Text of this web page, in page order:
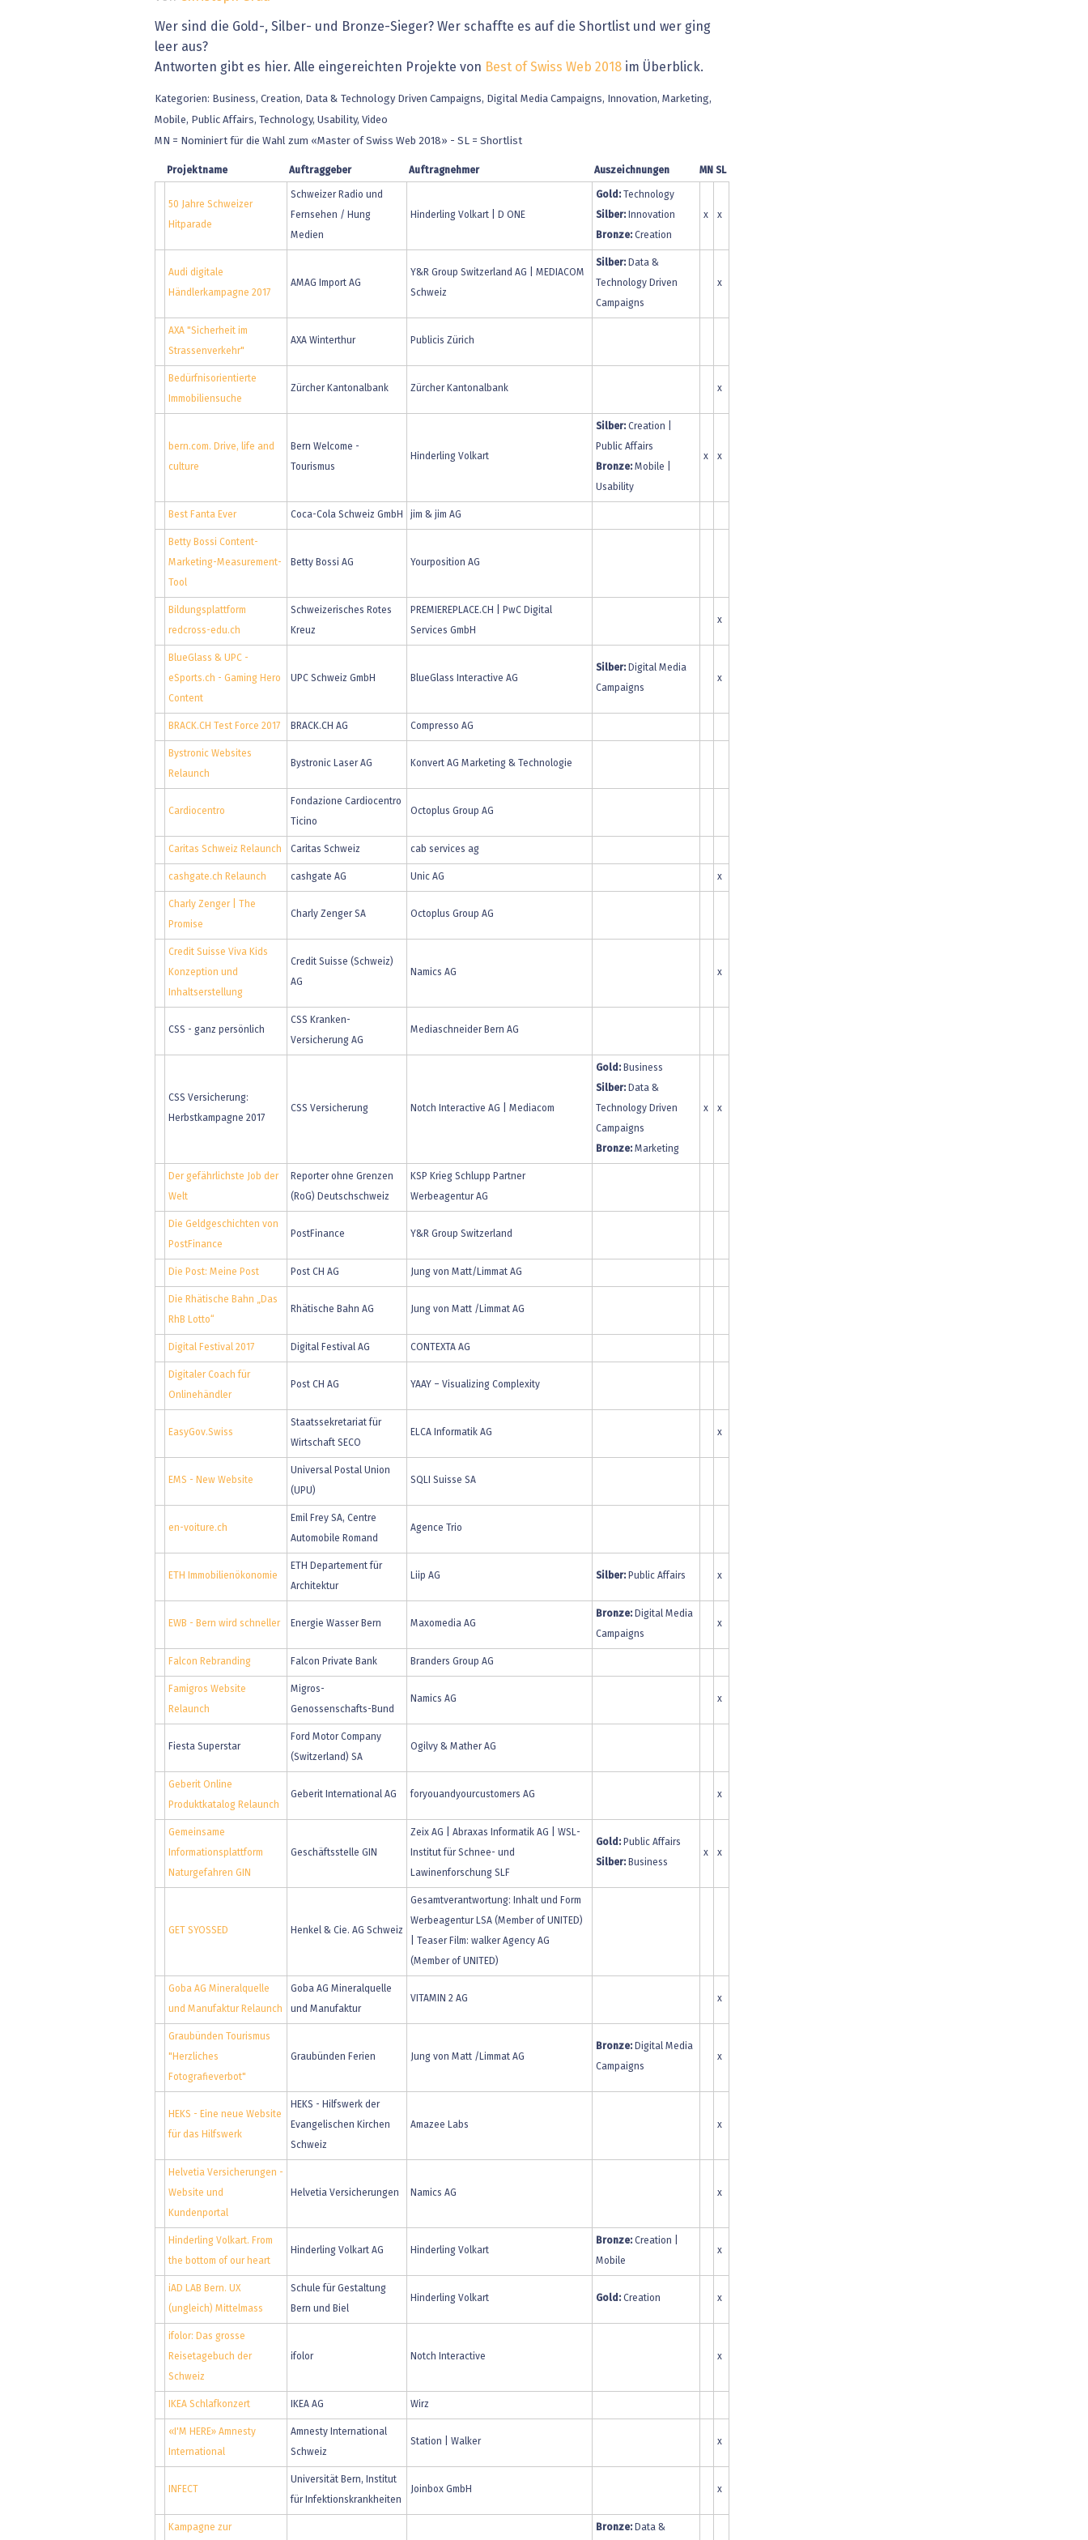
» alle News Gesundheit wird digital
Blockchain
EU-DSGVO
XaaS, Managed Services & Co.
Digital Banking
» alle Dossiers
IT for Health
Artificial Intelligence
Finance 2030
Fintech & Insurtech
Professional AV & Digital Signage
» alle Specials
Wer sind die Gold-, Silber- und Bronze-Sieger? Wer schaffte es auf die Shortlist und wer ging
leer aus?
Antworten gibt es hier. Alle eingereichten Projekte von Best of Swiss Web 2018 im Überblick.
Kategorien: Business, Creation, Data & Technology Driven Campaigns, Digital Media Campaigns, Innovation, Marketing,
Mobile, Public Affairs, Technology, Usability, Video
MN = Nominiert für die Wahl zum «Master of Swiss Web 2018» - SL = Shortlist
Projektname Auftraggeber Auftragnehmer Auszeichnungen MN SL
50 Jahre Schweizer
Hitparade
Schweizer Radio und
Fernsehen / Hung
Medien
Hinderling Volkart | D ONE
Gold: Technology
Silber: Innovation
Bronze: Creation
x x
Audi digitale
Händlerkampagne 2017
AMAG Import AG
Y&R Group Switzerland AG | MEDIACOM
Schweiz
Silber: Data &
Technology Driven
Campaigns
x
AXA "Sicherheit im
Strassenverkehr"
AXA Winterthur Publicis Zürich
Bedürfnisorientierte
Immobiliensuche
Zürcher Kantonalbank Zürcher Kantonalbank x
bern.com. Drive, life and
culture
Bern Welcome -
Tourismus
Hinderling Volkart
Silber: Creation |
Public Affairs
Bronze: Mobile |
Usability
x x
Best Fanta Ever Coca-Cola Schweiz GmbH jim & jim AG
Betty Bossi Content-
Marketing-Measurement-
Tool
Betty Bossi AG Yourposition AG
Bildungsplattform
redcross-edu.ch
Schweizerisches Rotes
Kreuz
PREMIEREPLACE.CH | PwC Digital
Services GmbH
x
BlueGlass & UPC -
eSports.ch - Gaming Hero
Content
UPC Schweiz GmbH BlueGlass Interactive AG
Silber: Digital Media
Campaigns
x
BRACK.CH Test Force 2017 BRACK.CH AG Compresso AG
Bystronic Websites
Relaunch
Bystronic Laser AG Konvert AG Marketing & Technologie
Cardiocentro
Fondazione Cardiocentro
Ticino
Octoplus Group AG
Caritas Schweiz Relaunch Caritas Schweiz cab services ag
cashgate.ch Relaunch cashgate AG Unic AG x
Charly Zenger | The
Promise
Charly Zenger SA Octoplus Group AG
Credit Suisse Viva Kids
Konzeption und
Inhaltserstellung
Credit Suisse (Schweiz)
AG
Namics AG x
CSS - ganz persönlich
CSS Kranken-
Versicherung AG
Mediaschneider Bern AG
CSS Versicherung:
Herbstkampagne 2017
CSS Versicherung Notch Interactive AG | Mediacom
Gold: Business
Silber: Data &
Technology Driven
Campaigns
Bronze: Marketing
x x
Der gefährlichste Job der
Welt
Reporter ohne Grenzen
(RoG) Deutschschweiz
KSP Krieg Schlupp Partner
Werbeagentur AG
Die Geldgeschichten von
PostFinance
PostFinance Y&R Group Switzerland
Die Post: Meine Post Post CH AG Jung von Matt/Limmat AG
Die Rhätische Bahn „Das
RhB Lotto“
Rhätische Bahn AG Jung von Matt /Limmat AG
Digital Festival 2017 Digital Festival AG CONTEXTA AG
Digitaler Coach für
Onlinehändler
Post CH AG YAAY – Visualizing Complexity
EasyGov.Swiss
Staatssekretariat für
Wirtschaft SECO
ELCA Informatik AG x
EMS - New Website
Universal Postal Union
(UPU)
SQLI Suisse SA
en-voiture.ch
Emil Frey SA, Centre
Automobile Romand
Agence Trio
ETH Immobilienökonomie
ETH Departement für
Architektur
Liip AG Silber: Public Affairs x
EWB - Bern wird schneller Energie Wasser Bern Maxomedia AG
Bronze: Digital Media
Campaigns
x
Falcon Rebranding Falcon Private Bank Branders Group AG
Famigros Website
Relaunch
Migros-
Genossenschafts-Bund
Namics AG x
Fiesta Superstar
Ford Motor Company
(Switzerland) SA
Ogilvy & Mather AG
Geberit Online
Produktkatalog Relaunch
Geberit International AG foryouandyourcustomers AG x
Gemeinsame
Informationsplattform
Naturgefahren GIN
Geschäftsstelle GIN
Zeix AG | Abraxas Informatik AG | WSL-
Institut für Schnee- und
Lawinenforschung SLF
Gold: Public Affairs
Silber: Business
x x
GET SYOSSED Henkel & Cie. AG Schweiz
Gesamtverantwortung: Inhalt und Form
Werbeagentur LSA (Member of UNITED)
| Teaser Film: walker Agency AG
(Member of UNITED)
Goba AG Mineralquelle
und Manufaktur Relaunch
Goba AG Mineralquelle
und Manufaktur
VITAMIN 2 AG x
Graubünden Tourismus
"Herzliches
Fotografieverbot"
Graubünden Ferien Jung von Matt /Limmat AG
Bronze: Digital Media
Campaigns
x
HEKS - Eine neue Website
für das Hilfswerk
HEKS - Hilfswerk der
Evangelischen Kirchen
Schweiz
Amazee Labs x
Helvetia Versicherungen -
Website und
Kundenportal
Helvetia Versicherungen Namics AG x
Hinderling Volkart. From
the bottom of our heart
Hinderling Volkart AG Hinderling Volkart
Bronze: Creation |
Mobile
x
iAD LAB Bern. UX
(ungleich) Mittelmass
Schule für Gestaltung
Bern und Biel
Hinderling Volkart Gold: Creation x
ifolor: Das grosse
Reisetagebuch der
Schweiz
ifolor Notch Interactive x
IKEA Schlafkonzert IKEA AG Wirz
«I'M HERE» Amnesty
International
Amnesty International
Schweiz
Station | Walker x
INFECT
Universität Bern, Institut
für Infektionskrankheiten
Joinbox GmbH x
Kampagne zur Bronze: Data &